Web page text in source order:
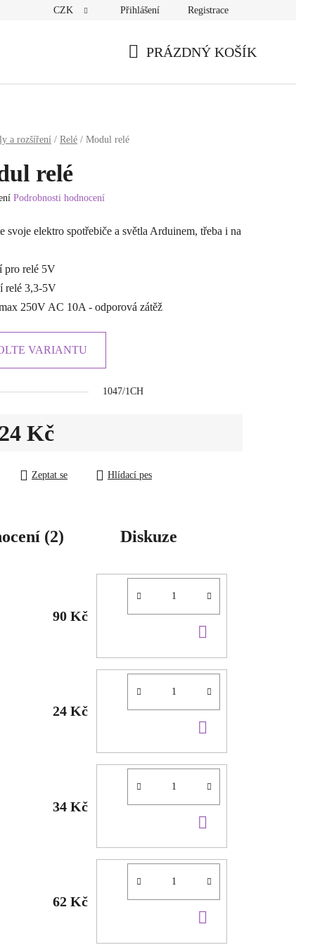
CZK Přihlášení Registrace
PRÁZDNÝ KOŠÍK
a rozšíření / Relé / Modul relé
relé
Podrobnosti hodnocení
svoje elektro spotřebiče a světla Arduinem, třeba i na
pro relé 5V
relé 3,3-5V
250V AC 10A - odporová zátěž
VARIANTU
1047/1CH
24 Kč
Zeptat se
Hlídací pes
(2) Diskuze
90 Kč
24 Kč
KOŠÍKU
34 Kč
KOŠÍKU
62 Kč
KOŠÍKU